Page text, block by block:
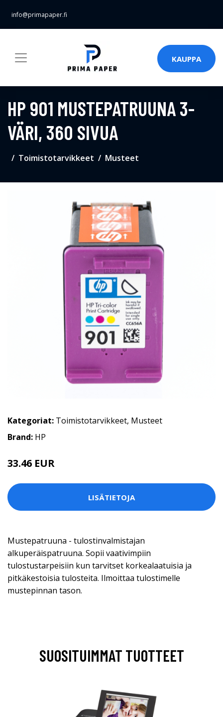
info@primapaper.fi
KAUPPA
HP 901 MUSTEPATRUUNA 3-
VÄRI, 360 SIVUA
Toimistotarvikkeet Musteet
Kategoriat: Toimistotarvikkeet, Musteet
Brand: HP
33.46 EUR
LISÄTIETOJA
Mustepatruuna - tulostinvalmistajan
alkuperäispatruuna. Sopii vaativimpiin
tulostustarpeisiin kun tarvitset korkealaatuisia ja
pitkäkestoisia tulosteita. Ilmoittaa tulostimelle
mustepinnan tason.
SUOSITUIMMAT TUOTTEET